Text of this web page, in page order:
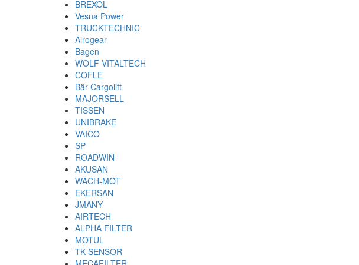
BREXOL
Vesna Power
TRUCKTECHNIC
Airogear
Bagen
WOLF VITALTECH
COFLE
Bär Cargolift
MAJORSELL
TISSEN
UNIBRAKE
VAICO
SP
ROADWIN
AKUSAN
WACH-MOT
EKERSAN
JMANY
AIRTECH
ALPHA FILTER
MOTUL
TK SENSOR